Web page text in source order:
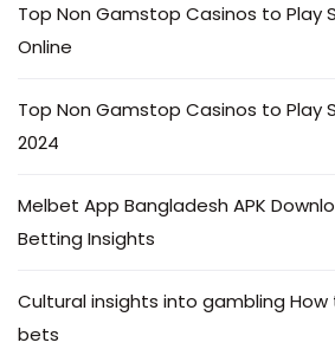
Top Non Gamstop Casinos to Play
Online
Top Non Gamstop Casinos to Play
2024
Melbet App Bangladesh APK
Betting Insights
Cultural insights into gambling
bets